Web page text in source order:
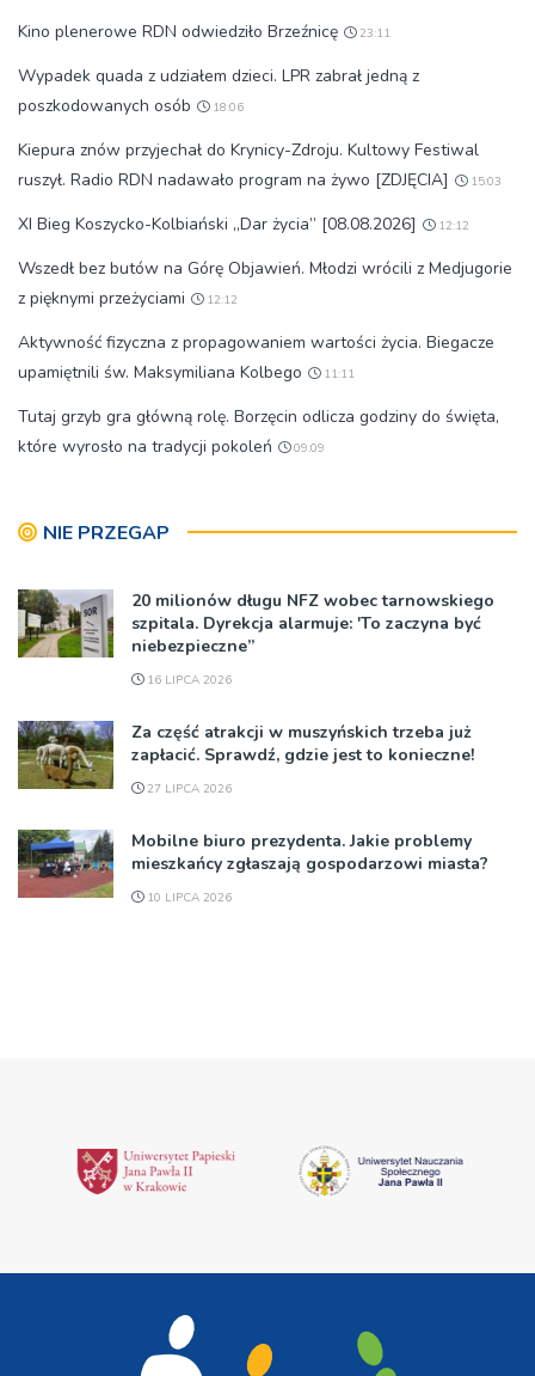
Kino plenerowe RDN odwiedziło Brzeźnicę 23:11
Wypadek quada z udziałem dzieci. LPR zabrał jedną z
poszkodowanych osób
18:06
Kiepura znów przyjechał do Krynicy-Zdroju. Kultowy Festiwal
ruszył. Radio RDN nadawało program na żywo [ZDJĘCIA]
15:03
XI Bieg Koszycko-Kolbiański „Dar życia” [08.08.2026] 12:12
Wszedł bez butów na Górę Objawień. Młodzi wrócili z Medjugorie
z pięknymi przeżyciami
12:12
Aktywność fizyczna z propagowaniem wartości życia. Biegacze
upamiętnili św. Maksymiliana Kolbego
11:11
Tutaj grzyb gra główną rolę. Borzęcin odlicza godziny do święta,
które wyrosło na tradycji pokoleń
09:09
NIE PRZEGAP
20 milionów długu NFZ wobec tarnowskiego
szpitala. Dyrekcja alarmuje: 'To zaczyna być
niebezpieczne”
16 LIPCA 2026
Za część atrakcji w muszyńskich trzeba już
zapłacić. Sprawdź, gdzie jest to konieczne!
27 LIPCA 2026
Mobilne biuro prezydenta. Jakie problemy
mieszkańcy zgłaszają gospodarzowi miasta?
10 LIPCA 2026